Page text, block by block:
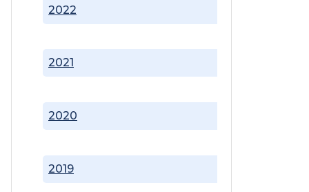
2019
2020
2021
2022